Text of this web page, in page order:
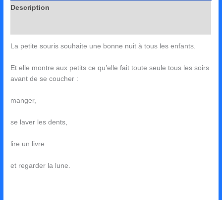
Description
La petite souris souhaite une bonne nuit à tous les enfants.
Et elle montre aux petits ce qu’elle fait toute seule tous les soirs
avant de se coucher :
manger,
se laver les dents,
lire un livre
et regarder la lune.